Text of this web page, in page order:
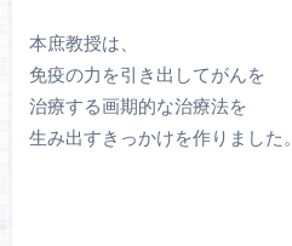
本庶教授は、
免疫の力を引き出してがんを
治療する画期的な治療法を
生み出すきっかけを作りました。